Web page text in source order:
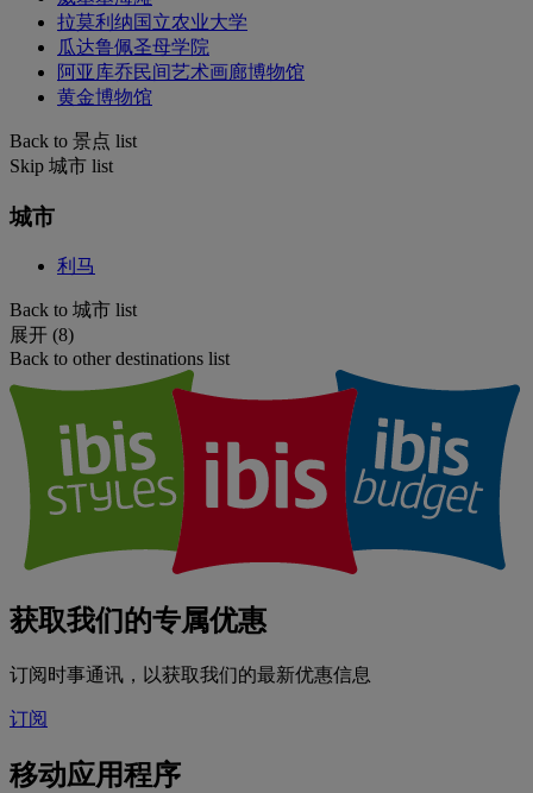
拉莫利纳国立农业大学
瓜达鲁佩圣母学院
阿亚库乔民间艺术画廊博物馆
黄金博物馆
Back to 景点 list
Skip 城市 list
城市
利马
Back to 城市 list
展开 (8)
Back to other destinations list
获取我们的专属优惠
订阅时事通讯，以获取我们的最新优惠信息
订阅
移动应用程序